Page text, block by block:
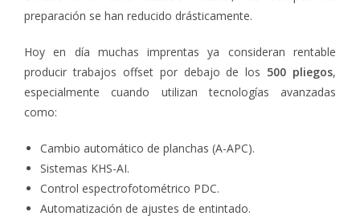
preparación se han reducido drásticamente.
Hoy en día muchas imprentas ya consideran rentable
producir trabajos offset por debajo de los 500 pliegos,
especialmente cuando utilizan tecnologías avanzadas
como:
Cambio automático de planchas (A-APC).
Sistemas KHS-AI.
Control espectrofotométrico PDC.
Automatización de ajustes de entintado.